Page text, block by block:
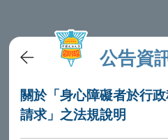
公告資
關於「身心障礙者於行
請求」之法規說明